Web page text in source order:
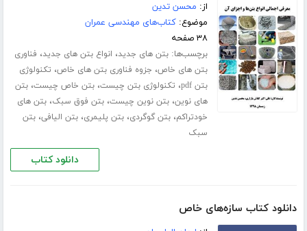
از: محسن تدین
موضوع:کتاب‌های مهندسی عمران
۳۸ صفحه
برچسب‌ها:بتن های جدید، انواع بتن های جدید، فناوری
بتن های خاص، جزوه فناوری بتن های خاص، تکنولوژی
بتن pdf
، تکنولوژی بتن چیست،بتن خاص چیست،بتن
های نوین،بتن نوین چیست،بتن فوق سبک،بتن های
خودتراکم،بتن گوگردی،بتن پلیمری،بتن الیافی،بتن
سبک
دانلود کتاب
دانلود کتاب سازه‌های خاص